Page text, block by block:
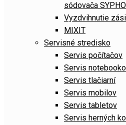
sódovača
Vyzdvihnutie
MIXIT
Servisné stredisko
Servis počítačov
Servis
Servis tlačiarní
Servis mobilov
Servis tabletov
Servis herných